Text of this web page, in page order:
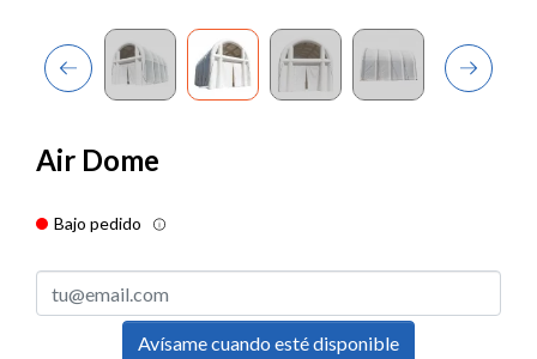
Previous Next
Air Dome
Bajo pedido
Avísame cuando esté disponible